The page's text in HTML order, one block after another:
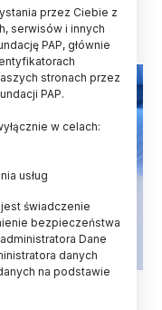
przez Ciebie z
serwisów i innych
PAP, głównie
stronach przez
PAP.
w celach:
usług
świadczenie
bezpieczeństwa
Dane
danych
na podstawie